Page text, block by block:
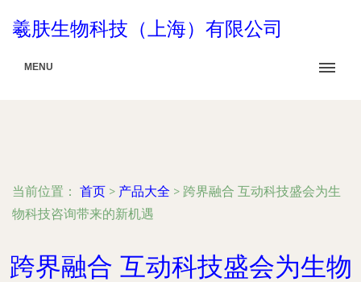
羲肤生物科技（上海）有限公司
MENU
当前位置： 首页 > 产品大全 > 跨界融合 互动科技盛会为生
物科技咨询带来的新机遇
跨界融合 互动科技盛会为生物